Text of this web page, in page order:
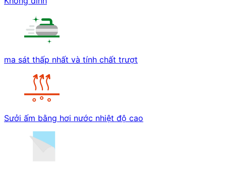
ma sát thấp nhất và tính chất trượt
Sưởi ấm bằng hơi nước nhiệt độ cao